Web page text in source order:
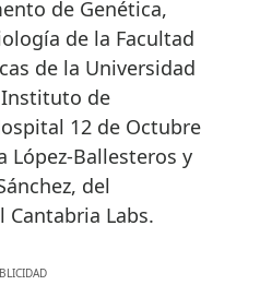
de Genética,
de la Facultad
de la Universidad
de
12 de Octubre
López-Ballesteros y
del
Labs.